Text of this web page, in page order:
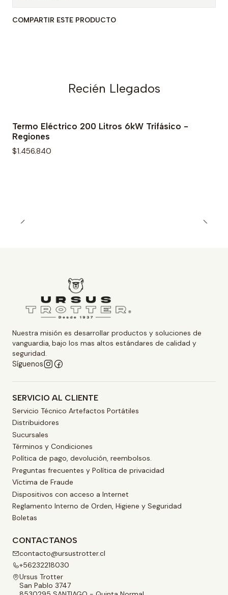
COMPARTIR ESTE PRODUCTO
Recién Llegados
Termo Eléctrico 200 Litros 6kW Trifásico -
Regiones
$1.456.840
Nuestra misión es desarrollar productos y soluciones de
vanguardia, bajo los mas altos estándares de calidad y
seguridad.
Síguenos
SERVICIO AL CLIENTE
Servicio Técnico Artefactos Portátiles
Distribuidores
Sucursales
Términos y Condiciones
Política de pago, devolución, reembolsos.
Preguntas frecuentes y Política de privacidad
Víctima de Fraude
Dispositivos con acceso a Internet
Reglamento Interno de Orden, Higiene y Seguridad
Boletas
CONTACTANOS
contacto@ursustrotter.cl
+56232218030
Ursus Trotter
San Pablo 3747